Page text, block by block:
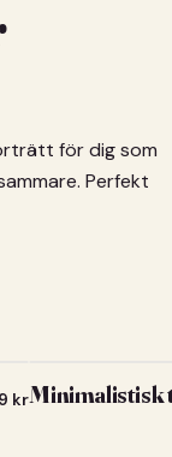
för dig som
Perfekt
krMinimalistisk